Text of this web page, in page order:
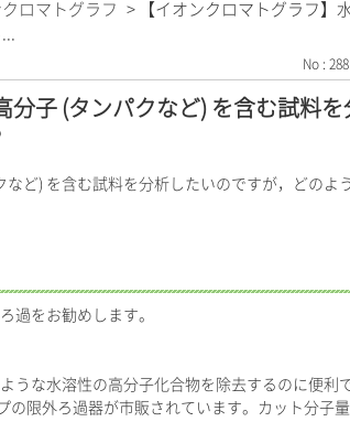
ロマトグラフ >
【イオンクロマトグラフ】
No :
分子 (タンパクなど) を含む試料
など) を含む試料を分析したいのですが，どのよ
過をお勧めします。
うな水溶性の高分子化合物を除去するのに便利で
の限外ろ過器が市販されています。カット分子